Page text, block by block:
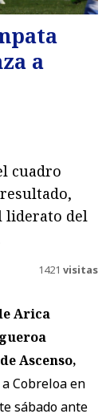
a
cuadro
liderato del
1421 visitas
Arica
Ascenso,
Cobreloa en
sábado ante